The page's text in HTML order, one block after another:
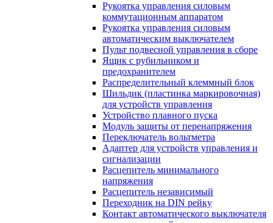
Рукоятка управления силовым
коммутационным аппаратом
Рукоятка управления силовым
автоматическим выключателем
Пульт подвесной управления в сборе
Ящик с рубильником и
предохранителем
Распределительный клеммный блок
Шильдик (пластинка маркировочная)
для устройств управления
Устройство плавного пуска
Модуль защиты от перенапряжения
Переключатель вольтметра
Адаптер для устройств управления и
сигнализации
Расцепитель минимального
напряжения
Расцепитель независимый
Переходник на DIN рейку
Контакт автоматического выключателя